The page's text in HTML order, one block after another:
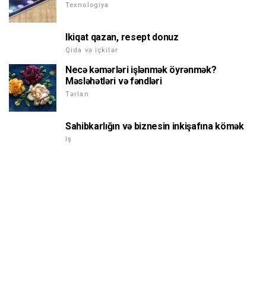
Texnologiya
Ikiqat qazan, resept donuz
Qida və içkilər
Necə kəmərləri işlənmək öyrənmək?
Məsləhətləri və fəndləri
Tərlan
Sahibkarlığın və biznesin inkişafına kömək
Iş